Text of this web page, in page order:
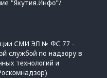
"Якутия.Инфо"/
СМИ ЭЛ № ФС 77 -
службой по надзору в
технологий и